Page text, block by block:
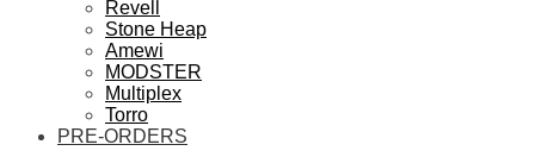
Revell
Stone Heap
Amewi
MODSTER
Multiplex
Torro
PRE-ORDERS